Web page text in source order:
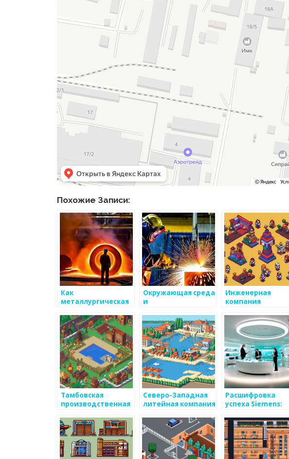
Похожие Записи:
Как
металлургическая
иметь хорошую
репутацию
Окружающая среда
и
промышленность
Инженерная
компания
Тамбовская
производственная
Северо-Западная
литейная компания
Расшифровка
успеха Siemens:
компания стала
официальным
магазином